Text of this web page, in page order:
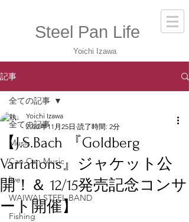
Steel Pan Life
Yoichi Izawa
記事
全ての記事
Music
Can Can Music
live
WAIWAI STEEL BAND
Fishing
全ての記事
【J.S.Bach 『Goldberg
Variations』ジャケット公
開！＆ 12/15発売記念コンサ
ート開催】
Yoichi Izawa
2022年11月25日 読了時間: 2分